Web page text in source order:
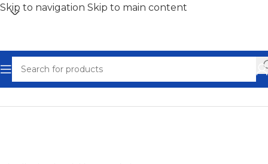
Skip to navigation Skip to main content
Home/Compresoare aer ieftine - Ocazii